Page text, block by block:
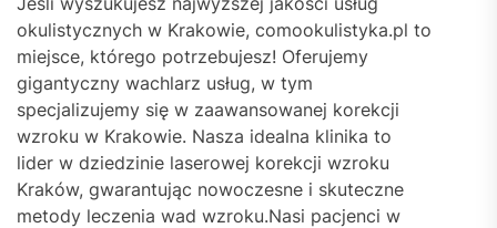
okulistycznych w Krakowie, comookulistyka.pl to
miejsce, którego potrzebujesz! Oferujemy
gigantyczny wachlarz usług, w tym
specjalizujemy się w zaawansowanej korekcji
wzroku w Krakowie. Nasza idealna klinika to
lider w dziedzinie laserowej korekcji wzroku
Kraków, gwarantując nowoczesne i skuteczne
metody leczenia wad wzroku.Nasi pacjenci w